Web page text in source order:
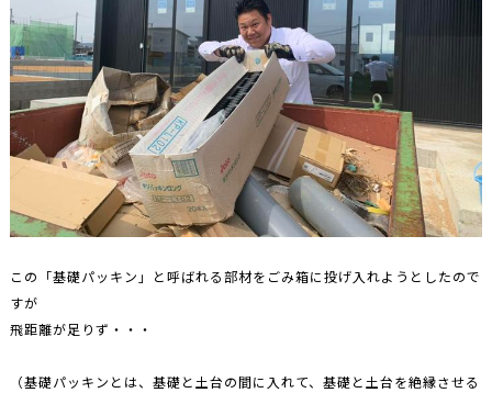
この「基礎パッキン」と呼ばれる部材をごみ箱に投げ入れようとしたので
すが
飛距離が足りず・・・
（基礎パッキンとは、基礎と土台の間に入れて、基礎と土台を絶縁させる